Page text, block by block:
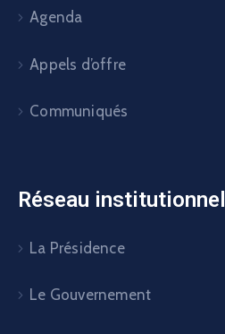
Agenda
Appels d’offre
Communiqués
Réseau institutionnel
La Présidence
Le Gouvernement